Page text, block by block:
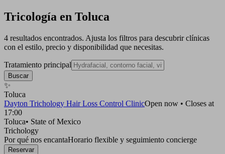
Tricología en Toluca
4 resultados encontrados. Ajusta los filtros para descubrir clínicas
con el estilo, precio y disponibilidad que necesitas.
Tratamiento principal
Buscar
✨
Toluca
Dayton Trichology Hair Loss Control ClinicOpen now • Closes at
17:00
Toluca• State of Mexico
Trichology
Por qué nos encantaHorario flexible y seguimiento concierge
Reservar